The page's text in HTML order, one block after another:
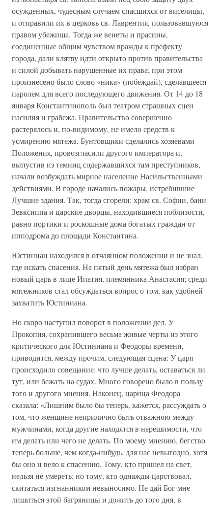
осужденных, чудесным случаем спасшихся от виселицы,
и отправили их в церковь св. Лаврентия, пользовавшуюся
правом убежища. Тогда же венеты и прасины,
соединенные общим чувством вражды к префекту
города, дали клятву идти открыто против правительства
и силой добывать нарушенные их права; при этом
произнесено было слово «ника» (побеждай), сделавшееся
паролем для всего последующего движения. От 14 до 18
января Константинополь был театром страшных сцен
насилия и грабежа. Правительство совершенно
растерялось и, по-видимому, не имело средств к
усмирению мятежа. Бунтовщики сделались хозяевами
Положения, провозгласили другого императора и,
выпустив из темниц содержавшихся там преступников,
начали возбуждать мирное население Насильственными
действиями. В городе начались пожары, истребившие
Лучшие здания. Так, тогда сгорели: храм св. Софии, бани
Зевксиппа и царские дворцы, находившиеся поблизости,
равно портики и роскошные дома богатых граждан от
ипподрома до площади Константина.
Юстиниан находился в отчаянном положении и не знал,
где искать спасения. На пятый день мятежа был избран
новый царь в лице Ипатия, племянника Анастасия; среди
мятежников стал обсуждаться вопрос о том, как удобней
захватить Юстиниана.
Но скоро наступил поворот в положении дел. У
Прокопия, сохранившего весьма живые черты из этого
критического для Юстиниана и Феодоры времени,
приводится, между прочим, следующая сцена: У царя
происходило совещание: что лучше делать, оставаться ли
тут, или бежать на судах. Много говорено было в пользу
того и другого мнения. Наконец, царица Феодора
сказала: «Лишним было бы теперь, кажется, рассуждать о
том, что женщине неприлично быть отважною между
мужчинами, когда другие находятся в нерешимости, что
им делать или чего не делать. По моему мнению, бегство
теперь больше, чем когда-нибудь, для нас невыгодно, хотя
бы оно и вело к спасению. Тому, кто пришел на свет,
нельзя не умереть; но тому, кто однажды царствовал,
скитаться изгнанником невыносимо. Не дай Бог мне
лишиться этой багряницы и дожить до того дня, в